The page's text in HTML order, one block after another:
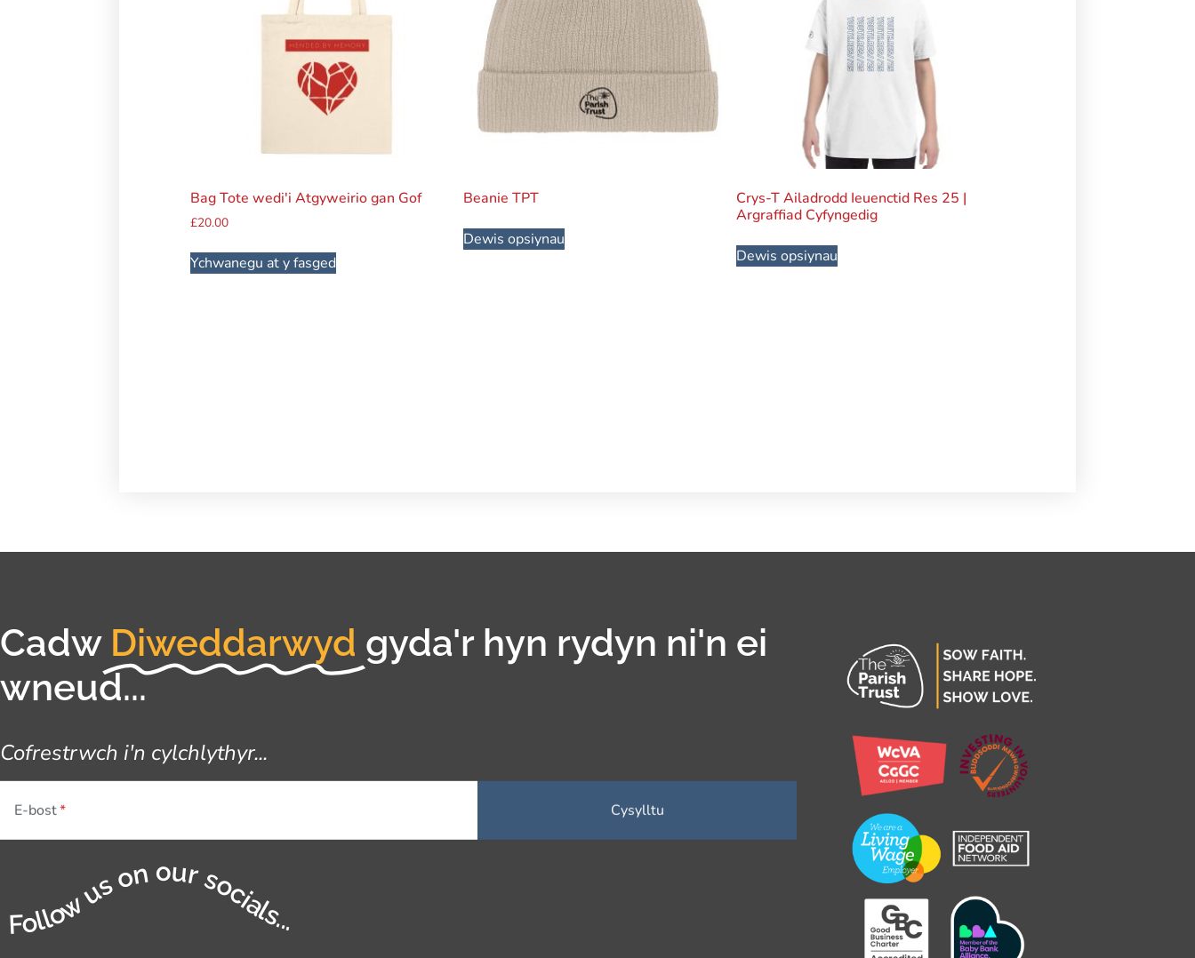
Bag Tote wedi'i Atgyweirio gan Gof
£20.00
Ychwanegu at y fasged
Beanie TPT
Dewis opsiynau
Crys-T Ailadrodd Ieuenctid Res 25 |
Argraffiad Cyfyngedig
Dewis opsiynau
Cadw Diweddarwyd gyda'r hyn rydyn ni'n ei
wneud...
Cofrestrwch i'n cylchlythyr...
E-bost
Follow us on our socials...